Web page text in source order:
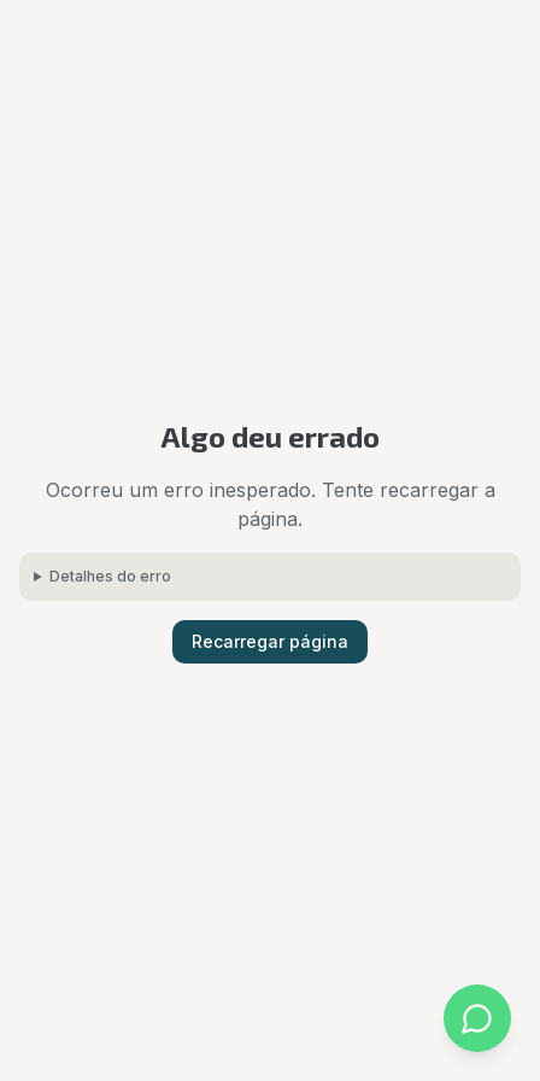
Algo deu errado
Ocorreu um erro inesperado. Tente recarregar a
página.
Detalhes do erro
Recarregar página